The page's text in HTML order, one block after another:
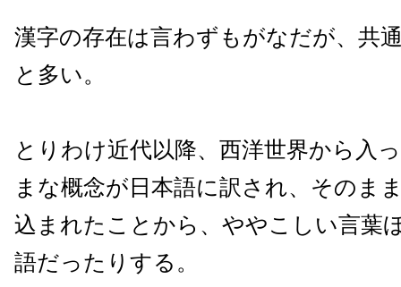
漢字の存在は言わずもがなだが、共
と多い。
とりわけ近代以降、西洋世界から入
まな概念が日本語に訳され、そのま
込まれたことから、ややこしい言葉
語だったりする。